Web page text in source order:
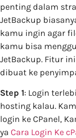
penting dalam
JetBackup
kamu ingin agar
kamu bisa
JetBackup. Fitur
dibuat ke
Step 1: Login
hosting kalau.
login ke CPanel,
ya Cara Login Ke